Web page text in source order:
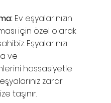
Ev eşyalarınızın
için özel olarak
Eşyalarınızı
ve
hassasiyetle
zarar
taşınır.